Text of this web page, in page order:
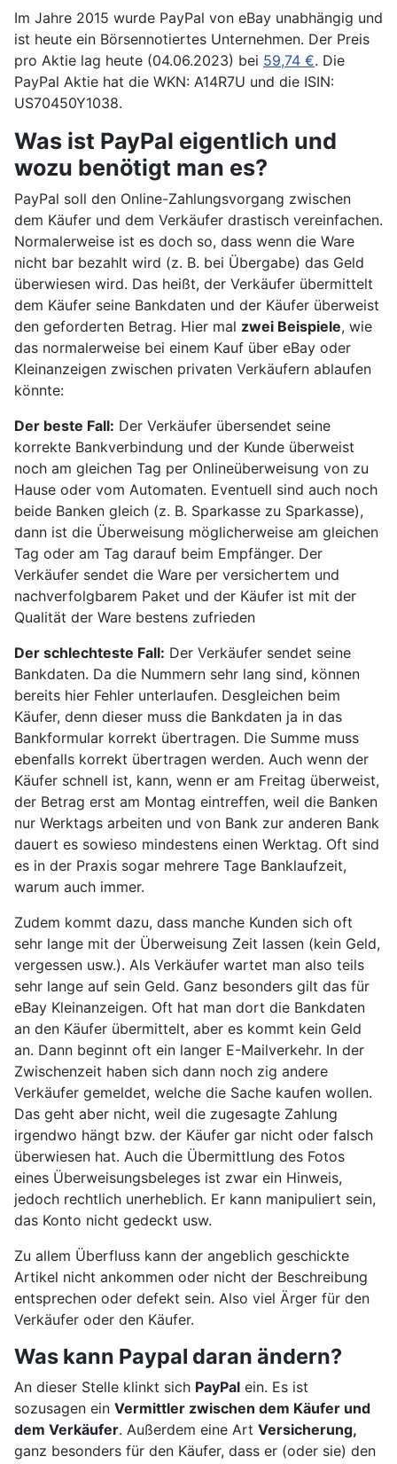
Im Jahre 2015 wurde PayPal von eBay unabhängig und
ist heute ein Börsennotiertes Unternehmen. Der Preis
pro Aktie lag heute (04.06.2023) bei 59,74 €. Die
PayPal Aktie hat die WKN: A14R7U und die ISIN:
US70450Y1038.
Was ist PayPal eigentlich und
wozu benötigt man es?
PayPal soll den Online-Zahlungsvorgang zwischen
dem Käufer und dem Verkäufer drastisch vereinfachen.
Normalerweise ist es doch so, dass wenn die Ware
nicht bar bezahlt wird (z. B. bei Übergabe) das Geld
überwiesen wird. Das heißt, der Verkäufer übermittelt
dem Käufer seine Bankdaten und der Käufer überweist
den geforderten Betrag. Hier mal zwei Beispiele, wie
das normalerweise bei einem Kauf über eBay oder
Kleinanzeigen zwischen privaten Verkäufern ablaufen
könnte:
Der beste Fall: Der Verkäufer übersendet seine
korrekte Bankverbindung und der Kunde überweist
noch am gleichen Tag per Onlineüberweisung von zu
Hause oder vom Automaten. Eventuell sind auch noch
beide Banken gleich (z. B. Sparkasse zu Sparkasse),
dann ist die Überweisung möglicherweise am gleichen
Tag oder am Tag darauf beim Empfänger. Der
Verkäufer sendet die Ware per versichertem und
nachverfolgbarem Paket und der Käufer ist mit der
Qualität der Ware bestens zufrieden
Der schlechteste Fall: Der Verkäufer sendet seine
Bankdaten. Da die Nummern sehr lang sind, können
bereits hier Fehler unterlaufen. Desgleichen beim
Käufer, denn dieser muss die Bankdaten ja in das
Bankformular korrekt übertragen. Die Summe muss
ebenfalls korrekt übertragen werden. Auch wenn der
Käufer schnell ist, kann, wenn er am Freitag überweist,
der Betrag erst am Montag eintreffen, weil die Banken
nur Werktags arbeiten und von Bank zur anderen Bank
dauert es sowieso mindestens einen Werktag. Oft sind
es in der Praxis sogar mehrere Tage Banklaufzeit,
warum auch immer.
Zudem kommt dazu, dass manche Kunden sich oft
sehr lange mit der Überweisung Zeit lassen (kein Geld,
vergessen usw.). Als Verkäufer wartet man also teils
sehr lange auf sein Geld. Ganz besonders gilt das für
eBay Kleinanzeigen. Oft hat man dort die Bankdaten
an den Käufer übermittelt, aber es kommt kein Geld
an. Dann beginnt oft ein langer E-Mailverkehr. In der
Zwischenzeit haben sich dann noch zig andere
Verkäufer gemeldet, welche die Sache kaufen wollen.
Das geht aber nicht, weil die zugesagte Zahlung
irgendwo hängt bzw. der Käufer gar nicht oder falsch
überwiesen hat. Auch die Übermittlung des Fotos
eines Überweisungsbeleges ist zwar ein Hinweis,
jedoch rechtlich unerheblich. Er kann manipuliert sein,
das Konto nicht gedeckt usw.
Zu allem Überfluss kann der angeblich geschickte
Artikel nicht ankommen oder nicht der Beschreibung
entsprechen oder defekt sein. Also viel Ärger für den
Verkäufer oder den Käufer.
Was kann Paypal daran ändern?
An dieser Stelle klinkt sich PayPal ein. Es ist
sozusagen ein Vermittler zwischen dem Käufer und
dem Verkäufer. Außerdem eine Art Versicherung,
ganz besonders für den Käufer, dass er (oder sie) den